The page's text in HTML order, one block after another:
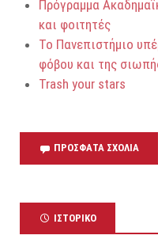
Πρόγραμμα
και φοιτητές
Το Πανεπιστήμιο
φόβου και της
Trash your stars
ΠΡΌΣΦΑΤΑ ΣΧΌΛΙΑ
ΙΣΤΟΡΙΚΌ